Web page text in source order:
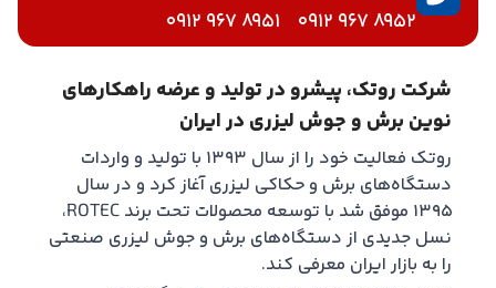
8952 967 0912
8951 967 0912
شرکت روتک، پیشرو در تولید و عرضه راهکارهای
نوین برش و جوش لیزری در ایران
روتک فعالیت خود را از سال ۱۳۹۳ با تولید و واردات
دستگاه‌های برش و حکاکی لیزری آغاز کرد و در سال
۱۳۹۵ موفق شد با توسعه محصولات تحت برند ROTEC،
نسل جدیدی از دستگاه‌های برش و جوش لیزری صنعتی
را به بازار ایران معرفی کند.